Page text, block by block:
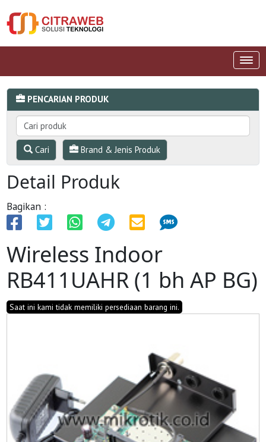
PENCARIAN PRODUK
Cari Brand & Jenis Produk
Detail Produk
Bagikan :
Wireless Indoor
RB411UAHR (1 bh AP BG)
Saat ini kami tidak memiliki persediaan barang ini.